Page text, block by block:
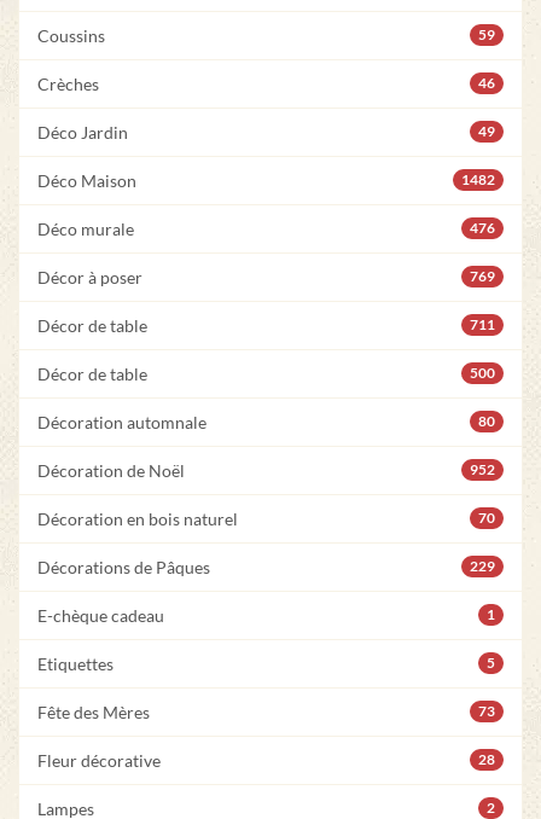
Coussins 59
Crèches 46
Déco Jardin 49
Déco Maison 1482
Déco murale 476
Décor à poser 769
Décor de table 711
Décor de table 500
Décoration automnale 80
Décoration de Noël 952
Décoration en bois naturel 70
Décorations de Pâques 229
E-chèque cadeau 1
Etiquettes 5
Fête des Mères 73
Fleur décorative 28
Lampes 2